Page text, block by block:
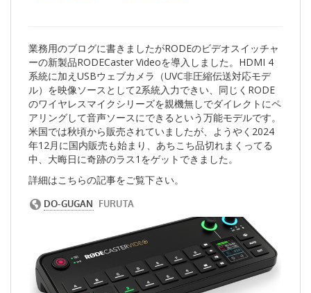
業務用のブログに書きましたがRODEのビデオスイッチャ
ーの新製品RODECaster Videoを導入しました。HDMI 4
系統に加えUSBウェブカメラ（UVC非圧縮伝送対応モデ
ル）を映像ソースとして2系統入力できい、同じくRODE
のワイヤレスマイクシリーズを親機無しでダイレクトにペ
アリングして音声ソースにできるという万能モデルです。
米国では秋頃から販売されていましたが、ようやく2024
年12月に国内販売も始まり、あちこち品切れまくってる
中、大晦日に奇跡のラス1をゲットできました。
詳細はこちらの記事をご覧下さい。